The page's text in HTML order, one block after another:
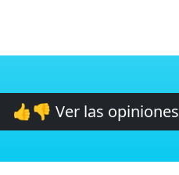
👍👎 Ver las opiniones